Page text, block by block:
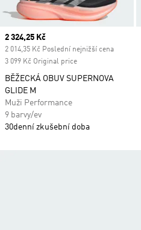
Current price
2 324,25 Kč
2 014,35 Kč Poslední nejnižší cena
3 099 Kč Original price
BĚŽECKÁ OBUV SUPERNOVA
GLIDE M
Muži Performance
9 barvy/ev
30denní zkušební doba